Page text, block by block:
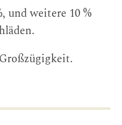
und weitere 10 %